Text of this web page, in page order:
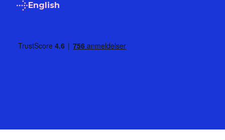
English